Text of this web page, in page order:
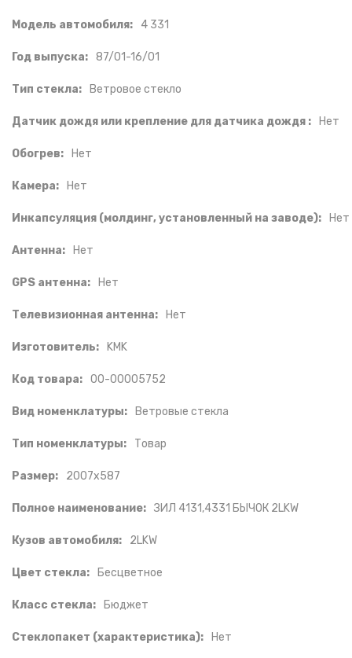
Модель автомобиля: 4 331
Год выпуска: 87/01-16/01
Тип стекла: Ветровое стекло
Датчик дождя или крепление для датчика дождя : Нет
Обогрев: Нет
Камера: Нет
Инкапсуляция (молдинг, установленный на заводе): Нет
Антенна: Нет
GPS антенна: Нет
Телевизионная антенна: Нет
Изготовитель: KMK
Код товара: 00-00005752
Вид номенклатуры: Ветровые стекла
Тип номенклатуры: Товар
Размер: 2007х587
Полное наименование: ЗИЛ 4131,4331 БЫЧОК 2LKW
Кузов автомобиля: 2LKW
Цвет стекла: Бесцветное
Класс стекла: Бюджет
Стеклопакет (характеристика): Нет